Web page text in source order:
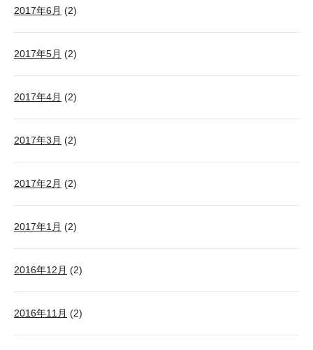
2017年6月 (2)
2017年5月 (2)
2017年4月 (2)
2017年3月 (2)
2017年2月 (2)
2017年1月 (2)
2016年12月 (2)
2016年11月 (2)